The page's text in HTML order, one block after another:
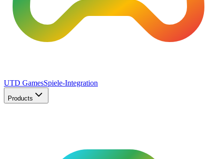
UTD GamesSpiele-Integration
Products